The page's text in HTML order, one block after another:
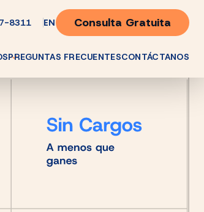
8311 EN Consulta Gratuita
PREGUNTAS FRECUENTESCONTÁCTANOS